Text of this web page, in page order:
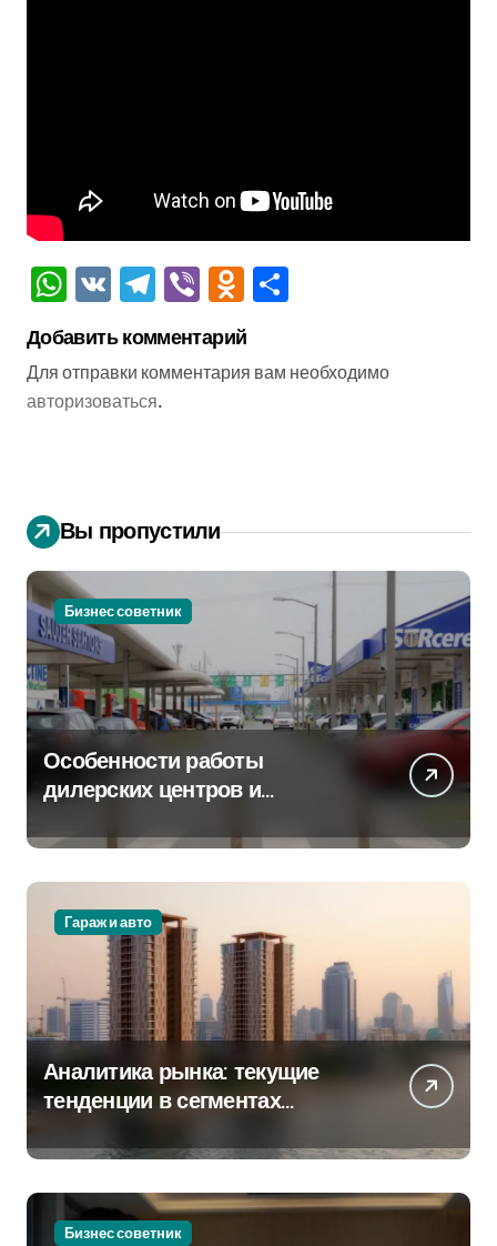
WhatsApp
VK Telegram
ViberOdnoklassniki
Добавить комментарий
Для отправки комментария вам необходимо
авторизоваться.
Вы пропустили
Бизнес советник
Особенности работы
дилерских центров и
крупных проспектах
Гараж и авто
Аналитика рынка: текущие
тенденции в сегментах
Бизнес советник